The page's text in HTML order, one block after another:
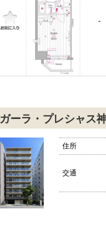
-
ガーラ・プレシャス
住所
交通